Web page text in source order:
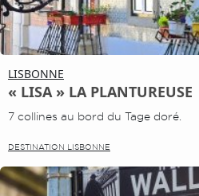
LISBONNE
« LISA » LA PLANTUREUSE
7 collines au bord du Tage doré.
DESTINATION LISBONNE